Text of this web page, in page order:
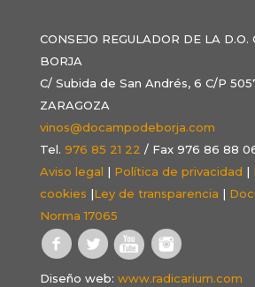
CONSEJO REGULADOR DE LA D.O.
BORJA
C/ Subida de San Andrés, 6 C/P
ZARAGOZA
vinos@docampodeborja.com
Tel. 976 85 21 22 / Fax 976 86 88
Aviso legal | Política de privacidad |
cookies |Ley de transparencia |
Norma 17065
Diseño web: www.radicarium.com